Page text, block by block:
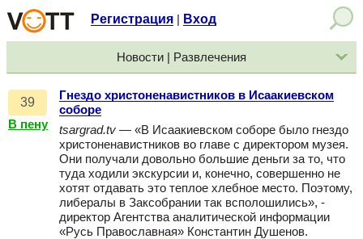
Регистрация Вход
Новости | Развлечения
39
В пену
Гнездо христоненавистников в Исаакиевском
соборе
tsargrad.tv — «В Исаакиевском соборе было гнездо
христоненавистников во главе с директором музея.
Они получали довольно большие деньги за то, что
туда ходили экскурсии и, конечно, совершенно не
хотят отдавать это теплое хлебное место. Поэтому,
либералы в Заксобрании так всполошились», -
директор Агентства аналитической информации
«Русь Православная» Константин Душенов.